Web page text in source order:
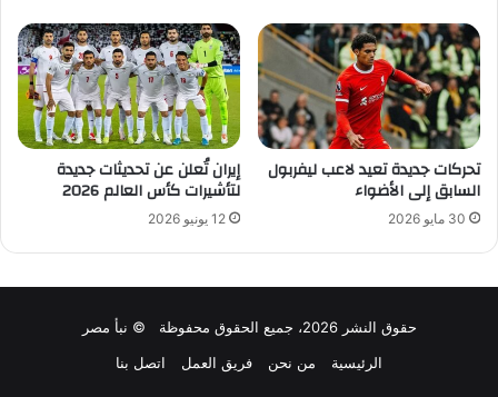
تحركات جديدة تعيد لاعب ليفربول
السابق إلى الأضواء
30 مايو 2026
إيران تُعلن عن تحديثات جديدة
لتأشيرات كأس العالم 2026
12 يونيو 2026
حقوق النشر 2026، جميع الحقوق محفوظة © نبأ مصر
الرئيسية
من نحن فريق العمل اتصل بنا